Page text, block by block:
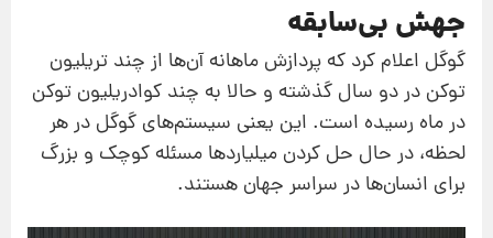
جهش بی‌سابقه
گوگل اعلام کرد که پردازش ماهانه آن‌ها از چند تریلیون
توکن در دو سال گذشته و حالا به چند کوادریلیون توکن
در ماه رسیده است. این یعنی سیستم‌های گوگل در هر
لحظه، در حال حل کردن میلیاردها مسئله کوچک و بزرگ
برای انسان‌ها در سراسر جهان هستند.